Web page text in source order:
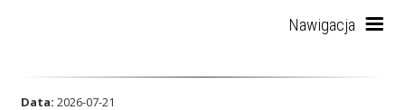
Nawigacja
Data: 2026-07-21